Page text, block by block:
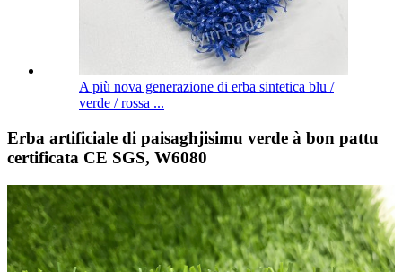
A più nova generazione di erba sintetica blu /
verde / rossa ...
Erba artificiale di paisaghjisimu verde à bon pattu
certificata CE SGS, W6080